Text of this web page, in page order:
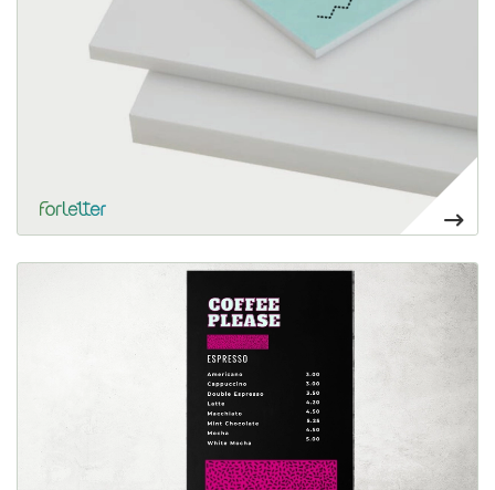
20,40€
Voir plus Forex PVC reciclado alma negra